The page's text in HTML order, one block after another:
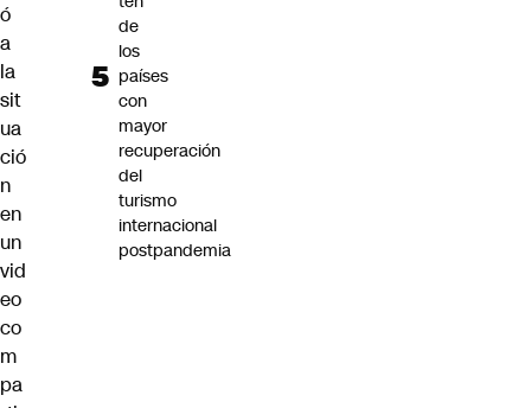
ó
a
la
sit
ua
ció
n
en
un
vid
eo
co
m
pa
de
los
países
con
mayor
recuperación
del
turismo
internacional
postpandemia